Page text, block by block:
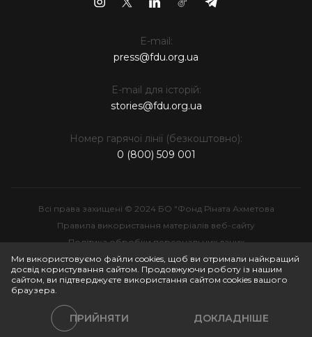
E-mail:
press@fdu.org.ua
E-mail для історій:
stories@fdu.org.ua
Номер гарячої лінії (безкоштовно):
0 (800) 509 001
Всі права захищені © 2024 БО "Фонд Ріната Ахметова
Правила використання матеріалів веб-сайту
Політика обробки персональних даних
Інтелектуальна власність
Ми використовуємо файли cookies, щоб ви отримали найкращий
досвід користування сайтом. Продовжуючи роботу із нашим
сайтом, ви підтверджуєте використання сайтом cookies вашого
браузера.
ПРИЙНЯТИ ДОКЛАДНІШЕ
Політики сайту